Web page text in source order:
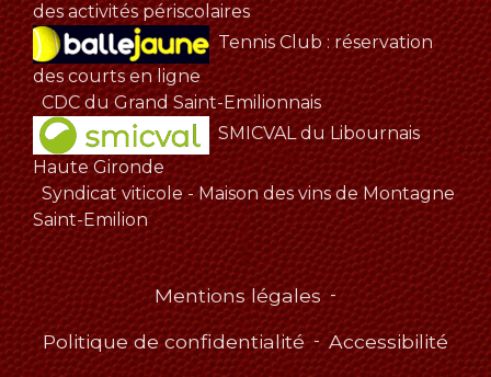
des activités périscolaires
Tennis Club : réservation
des courts en ligne
CDC du Grand Saint-Emilionnais
SMICVAL du Libournais
Haute Gironde
Syndicat viticole - Maison des vins de Montagne
Saint-Emilion
Mentions légales -
Politique de confidentialité - Accessibilité